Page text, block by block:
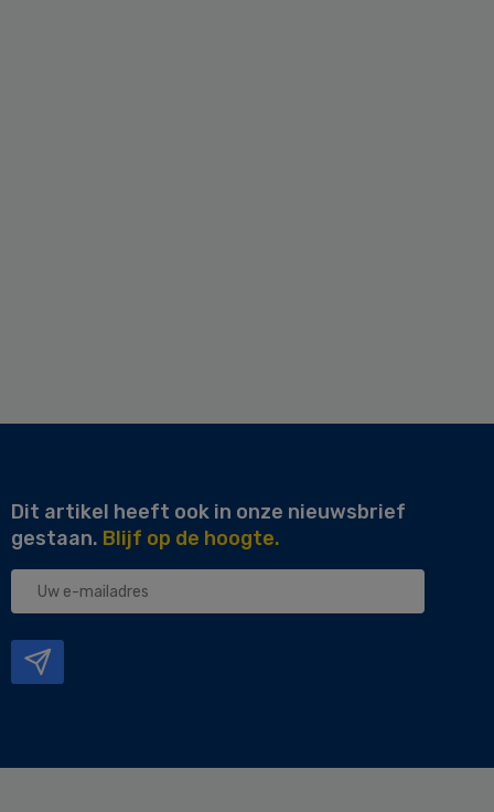
Dit artikel heeft ook in onze nieuwsbrief
gestaan. Blijf op de hoogte.
Uw